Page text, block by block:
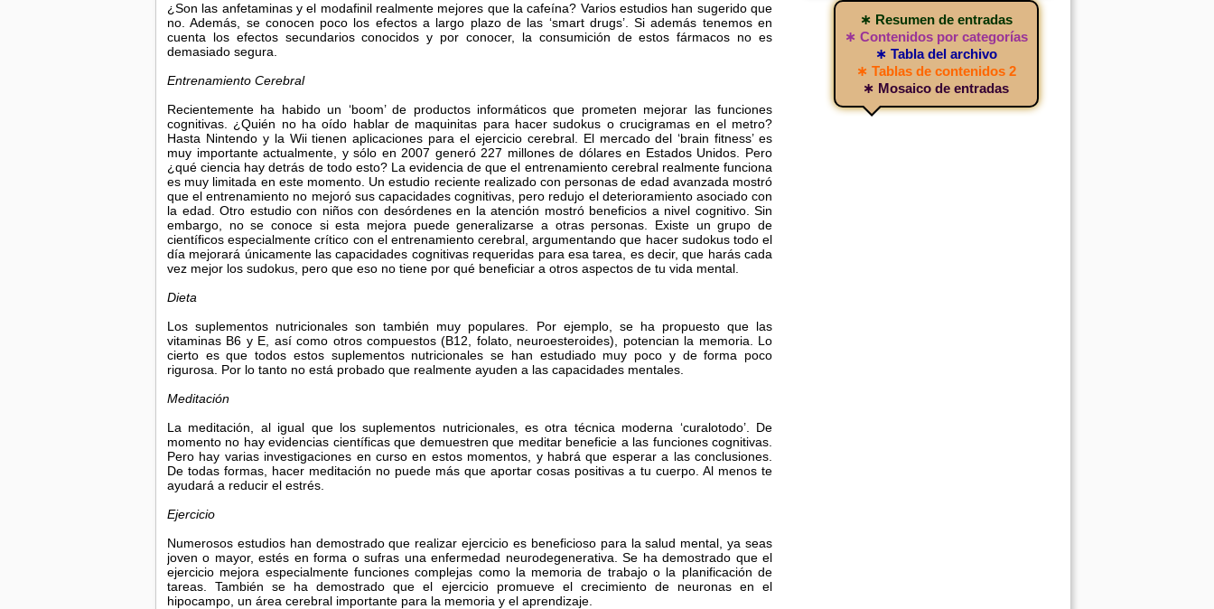
¿Son las anfetaminas y el modafinil realmente mejores que la cafeína? Varios estudios han sugerido que
no. Además, se conocen poco los efectos a largo plazo de las ‘smart drugs’. Si además tenemos en
cuenta los efectos secundarios conocidos y por conocer, la consumición de estos fármacos no es
demasiado segura.
Entrenamiento Cerebral
Recientemente ha habido un ‘boom’ de productos informáticos que prometen mejorar las funciones
cognitivas. ¿Quién no ha oído hablar de maquinitas para hacer sudokus o crucigramas en el metro?
Hasta Nintendo y la Wii tienen aplicaciones para el ejercicio cerebral. El mercado del ‘brain fitness’ es
muy importante actualmente, y sólo en 2007 generó 227 millones de dólares en Estados Unidos. Pero
¿qué ciencia hay detrás de todo esto? La evidencia de que el entrenamiento cerebral realmente funciona
es muy limitada en este momento. Un estudio reciente realizado con personas de edad avanzada mostró
que el entrenamiento no mejoró sus capacidades cognitivas, pero redujo el deterioramiento asociado con
la edad. Otro estudio con niños con desórdenes en la atención mostró beneficios a nivel cognitivo. Sin
embargo, no se conoce si esta mejora puede generalizarse a otras personas. Existe un grupo de
científicos especialmente crítico con el entrenamiento cerebral, argumentando que hacer sudokus todo el
día mejorará únicamente las capacidades cognitivas requeridas para esa tarea, es decir, que harás cada
vez mejor los sudokus, pero que eso no tiene por qué beneficiar a otros aspectos de tu vida mental.
Dieta
Los suplementos nutricionales son también muy populares. Por ejemplo, se ha propuesto que las
vitaminas B6 y E, así como otros compuestos (B12, folato, neuroesteroides), potencian la memoria. Lo
cierto es que todos estos suplementos nutricionales se han estudiado muy poco y de forma poco
rigurosa. Por lo tanto no está probado que realmente ayuden a las capacidades mentales.
Meditación
La meditación, al igual que los suplementos nutricionales, es otra técnica moderna ‘curalotodo’. De
momento no hay evidencias científicas que demuestren que meditar beneficie a las funciones cognitivas.
Pero hay varias investigaciones en curso en estos momentos, y habrá que esperar a las conclusiones.
De todas formas, hacer meditación no puede más que aportar cosas positivas a tu cuerpo. Al menos te
ayudará a reducir el estrés.
Ejercicio
Numerosos estudios han demostrado que realizar ejercicio es beneficioso para la salud mental, ya seas
joven o mayor, estés en forma o sufras una enfermedad neurodegenerativa. Se ha demostrado que el
ejercicio mejora especialmente funciones complejas como la memoria de trabajo o la planificación de
tareas. También se ha demostrado que el ejercicio promueve el crecimiento de neuronas en el
hipocampo, un área cerebral importante para la memoria y el aprendizaje.
∗ Resumen de entradas
∗ Contenidos por categorías
∗ Tabla del archivo
∗ Tablas de contenidos 2
∗ Mosaico de entradas